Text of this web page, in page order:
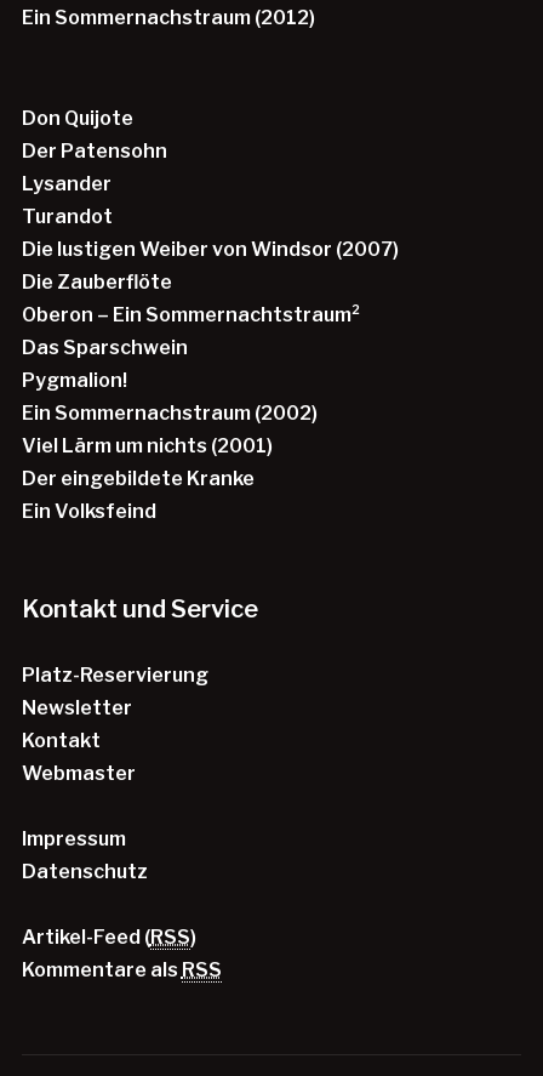
Ein Sommernachstraum (2012)
Don Quijote
Der Patensohn
Lysander
Turandot
Die lustigen Weiber von Windsor (2007)
Die Zauberflöte
Oberon – Ein Sommernachtstraum²
Das Sparschwein
Pygmalion!
Ein Sommernachstraum (2002)
Viel Lärm um nichts (2001)
Der eingebildete Kranke
Ein Volksfeind
Kontakt und Service
Platz-Reservierung
Newsletter
Kontakt
Webmaster
Impressum
Datenschutz
Artikel-Feed (RSS)
Kommentare als RSS